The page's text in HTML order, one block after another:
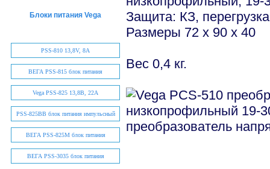
Блоки питания Vega
PSS-810 13,8V, 8А
ВЕГА PSS-815 блок питания
Vega PSS-825 13,8В, 22А
PSS-825BB блок питания импульсный
ВЕГА PSS-825M блок питания
ВЕГА PSS-3035 блок питания
Защита: КЗ,
Размеры 72 х 90 х 40
Вес 0,4 кг.